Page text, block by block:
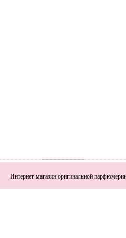
Интернет-магазин оригинальной